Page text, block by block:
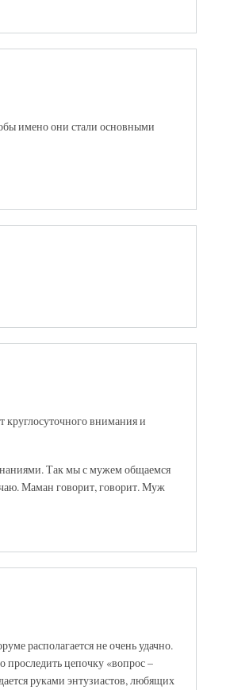
имено они стали основными
круглосуточного внимания и
Так мы с мужем общаемся
Маман говорит, говорит. Муж
располагается не очень удачно.
цепочку «вопрос –
руками энтузиастов, любящих